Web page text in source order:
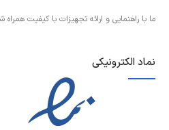
ما با راهنمایی و ارائه تجهیزات با کیفیت
نماد الکترونیکی